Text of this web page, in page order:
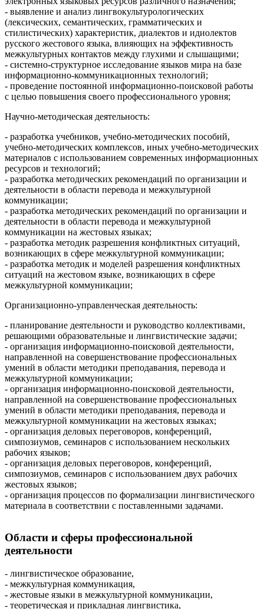
- выявление и анализ лингвокультурологических
(лексических, семантических, грамматических и
стилистических) характеристик, диалектов и идиолектов
русского жестового языка, влияющих на эффективность
межкультурных контактов между глухими и слышащими;
- системно-структурное исследование языков мира на базе
информационно-коммуникационных технологий;
- проведение постоянной информационно-поисковой работы
с целью повышения своего профессионального уровня;
Научно-методическая деятельность:
- разработка учебников, учебно-методических пособий,
учебно-методических комплексов, иных учебно-методических
материалов с использованием современных информационных
ресурсов и технологий;
- разработка методических рекомендаций по организации и
деятельности в области перевода и межкультурной
коммуникации;
- разработка методических рекомендаций по организации и
деятельности в области перевода и межкультурной
коммуникации на жестовых языках;
- разработка методик разрешения конфликтных ситуаций,
возникающих в сфере межкультурной коммуникации;
- разработка методик и моделей разрешения конфликтных
ситуаций на жестовом языке, возникающих в сфере
межкультурной коммуникации;
Организационно-управленческая деятельность:
- планирование деятельности и руководство коллективами,
решающими образовательные и лингвистические задачи;
- организация информационно-поисковой деятельности,
направленной на совершенствование профессиональных
умений в области методики преподавания, перевода и
межкультурной коммуникации;
- организация информационно-поисковой деятельности,
направленной на совершенствование профессиональных
умений в области методики преподавания, перевода и
межкультурной коммуникации на жестовых языках;
- организация деловых переговоров, конференций,
симпозиумов, семинаров с использованием нескольких
рабочих языков;
- организация деловых переговоров, конференций,
симпозиумов, семинаров с использованием двух рабочих
жестовых языков;
- организация процессов по формализации лингвистического
материала в соответствии с поставленными задачами.
Области и сферы профессиональной
деятельности
- лингвистическое образование,
- межкультурная коммуникация,
- жестовые языки в межкультурной коммуникации,
- теоретическая и прикладная лингвистика,